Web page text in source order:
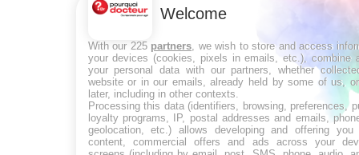
Welcome
With our 225 partners , we wish to store and access
your devices (cookies, pixels in emails, etc.), combine
your personal data with our partners, whether
website or in our emails, already held by some of us,
later, including in other contexts.
Processing this data (identifiers, browsing, preferences,
loyalty programs, IP, postal addresses and emails,
geolocation, etc.) allows developing and offering you
content, commercial offers and ads across your